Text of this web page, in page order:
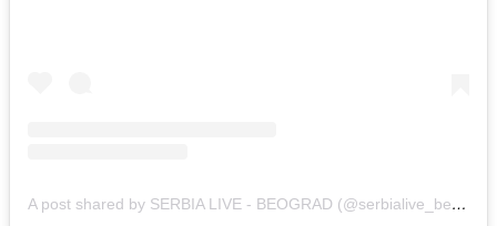
A post shared by SERBIA LIVE - BEOGRAD (@serbialive_beograd)